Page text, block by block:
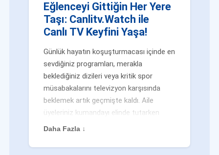
Eğlenceyi Gittiğin Her Yere
Taşı: Canlitv.Watch ile
Canlı TV Keyfini Yaşa!
Günlük hayatın koşuşturmacası içinde en
sevdiğiniz programları, merakla
beklediğiniz dizileri veya kritik spor
müsabakalarını televizyon karşısında
beklemek artık geçmişte kaldı. Aile
üyeleriniz kumandayı elinde tutarken
veya siz evden uzaktayken bile
değilsiniz. Geleneksel yayıncılığın
Daha Fazla ↓